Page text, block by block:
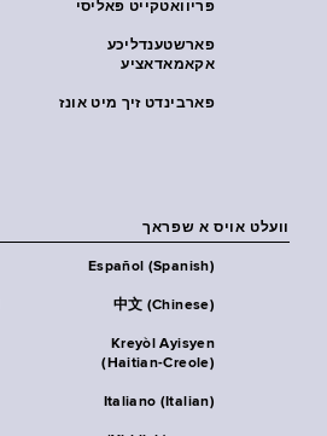
פּריוואטקייט פּאליסי
פארשטענדליכע
אקאמאדאציע
פארבינדט זיך מיט אונז
וועלט אויס א שפראך
Español (Spanish)
中文 (Chinese)
Kreyòl Ayisyen
(Haitian-Creole)
Italiano (Italian)